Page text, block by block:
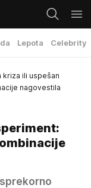
Lepota Celebrity
kriza ili uspešan
nagovestila